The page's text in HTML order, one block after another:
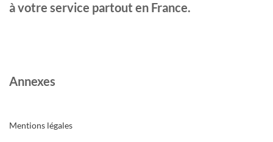
à votre service partout en France.
Annexes
Mentions légales